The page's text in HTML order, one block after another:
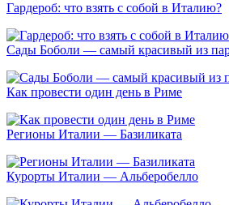
Гардероб: что взять с собой в Италию?
Сады Боболи — самый красивый из
Как провести один день в Риме
Регионы Италии — Базиликата
Курорты Италии — Альберобелло